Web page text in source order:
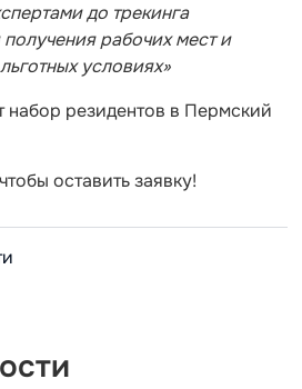
до трекинга
рабочих мест и
условиях»
набор резидентов в Пермский
чтобы оставить заявку!